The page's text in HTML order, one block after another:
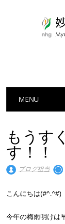
Main
MENU
もうす
す！！
ブログ担当
こんにちは(#^.^#)
今年の梅雨明けは